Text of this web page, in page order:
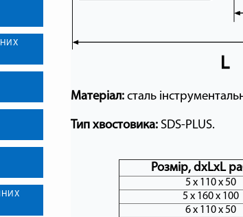
Матеріал: сталь
Тип хвостовика: SDS-PLUS.
Розмір, dxLxL
5 х 110 х 50
5 х 160 х 100
6 х 110 х 50